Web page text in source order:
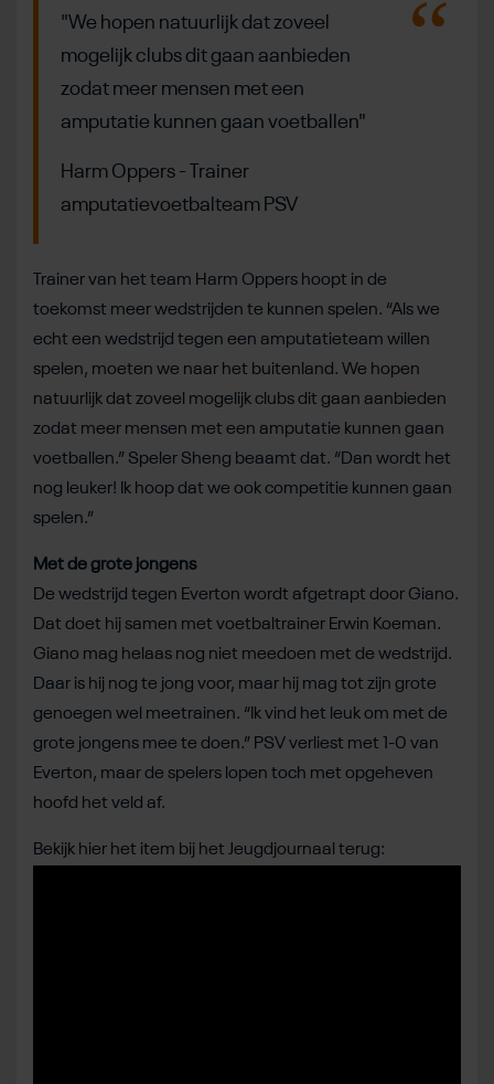
"We hopen natuurlijk dat zoveel
mogelijk clubs dit gaan aanbieden
zodat meer mensen met een
amputatie kunnen gaan voetballen"
Harm Oppers - Trainer
amputatievoetbalteam PSV
Trainer van het team Harm Oppers hoopt in de
toekomst meer wedstrijden te kunnen spelen. “Als we
echt een wedstrijd tegen een amputatieteam willen
spelen, moeten we naar het buitenland. We hopen
natuurlijk dat zoveel mogelijk clubs dit gaan aanbieden
zodat meer mensen met een amputatie kunnen gaan
voetballen.” Speler Sheng beaamt dat. “Dan wordt het
nog leuker! Ik hoop dat we ook competitie kunnen gaan
spelen.”
Met de grote jongens
De wedstrijd tegen Everton wordt afgetrapt door Giano.
Dat doet hij samen met voetbaltrainer Erwin Koeman.
Giano mag helaas nog niet meedoen met de wedstrijd.
Daar is hij nog te jong voor, maar hij mag tot zijn grote
genoegen wel meetrainen. “Ik vind het leuk om met de
grote jongens mee te doen.” PSV verliest met 1-0 van
Everton, maar de spelers lopen toch met opgeheven
hoofd het veld af.
Bekijk hier het item bij het Jeugdjournaal terug: